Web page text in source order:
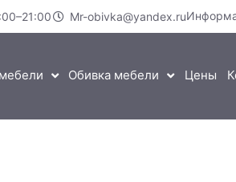
Mr-obivka@yandex.ru
Обивка мебели Цены